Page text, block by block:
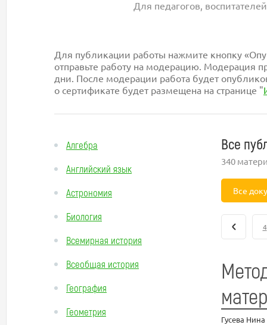
Для педагогов,
Для публикации работы нажмите кнопку
отправьте работу на модерацию. Модерация
дни. После модерации работа будет
о сертификате будет размещена на странице "
Алгебра
Английский язык
Астрономия
Биология
Всемирная история
Всеобщая история
География
Геометрия
Все
340
Все
4
Гусева